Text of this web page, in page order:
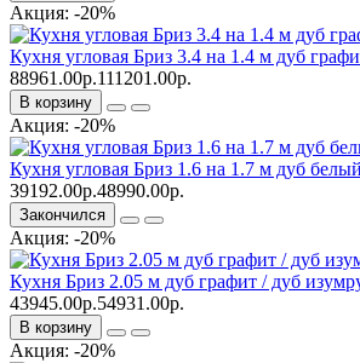
Акция: -20%
Кухня угловая Бриз 3.4 на 1.4 м дуб
88961.00р.111201.00р.
В корзину
Акция: -20%
Кухня угловая Бриз 1.6 на 1.7 м дуб белый
39192.00р.48990.00р.
Закончился
Акция: -20%
Кухня Бриз 2.05 м дуб графит / дуб
43945.00р.54931.00р.
В корзину
Акция: -20%